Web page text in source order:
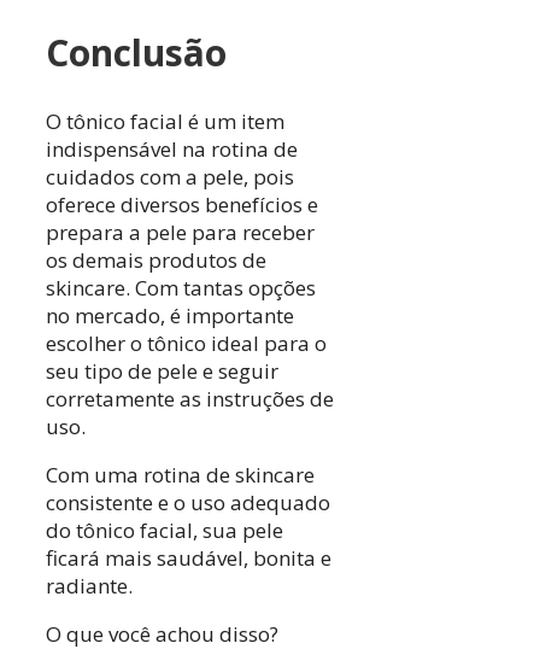
Conclusão
O tônico facial é um item
indispensável na rotina de
cuidados com a pele, pois
oferece diversos benefícios e
prepara a pele para receber
os demais produtos de
skincare. Com tantas opções
no mercado, é importante
escolher o tônico ideal para o
seu tipo de pele e seguir
corretamente as instruções de
uso.
Com uma rotina de skincare
consistente e o uso adequado
do tônico facial, sua pele
ficará mais saudável, bonita e
radiante.
O que você achou disso?